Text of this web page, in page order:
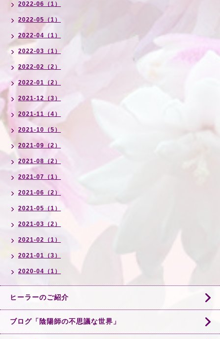
2022-06（1）
2022-05（1）
2022-04（1）
2022-03（1）
2022-02（2）
2022-01（2）
2021-12（3）
2021-11（4）
2021-10（5）
2021-09（2）
2021-08（2）
2021-07（1）
2021-06（2）
2021-05（1）
2021-03（2）
2021-02（1）
2021-01（3）
2020-04（1）
ヒーラーのご紹介
ブログ「陰陽師の不思議な世界」